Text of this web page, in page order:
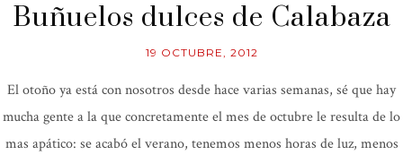
Buñuelos dulces de Calabaza
19 OCTUBRE, 2012
El otoño ya está con nosotros desde hace varias semanas, sé que hay
mucha gente a la que concretamente el mes de octubre le resulta de lo
mas apático: se acabó el verano, tenemos menos horas de luz, menos